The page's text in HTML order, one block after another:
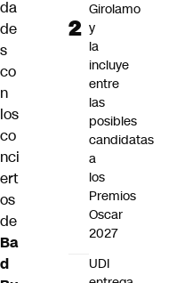
da
de
s
co
n
los
co
nci
ert
os
de
Ba
d
Girolamo
y
la
incluye
entre
las
posibles
candidatas
a
los
Premios
Oscar
2027
UDI